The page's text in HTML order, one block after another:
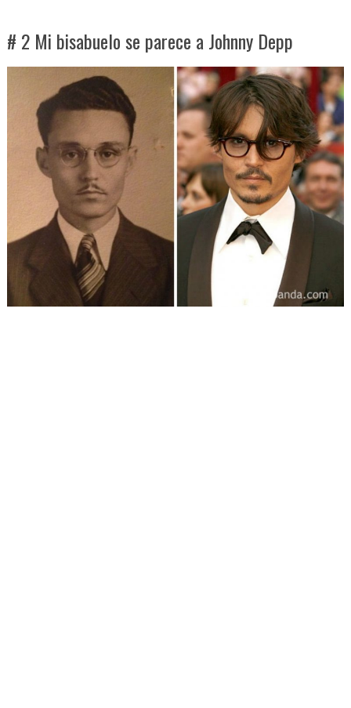
# 2 Mi bisabuelo se parece a Johnny Depp